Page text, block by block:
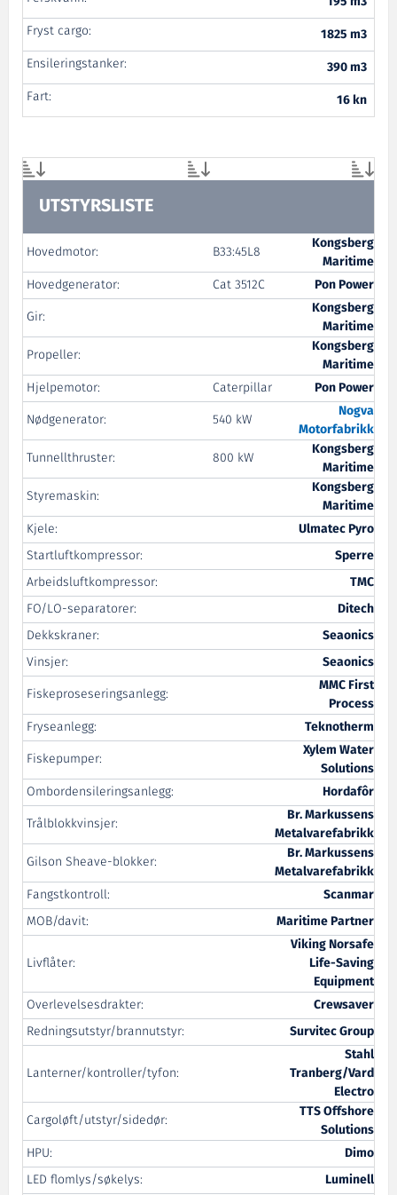
Fryst cargo:
1825 m3
Ensileringstanker:
390 m3
Fart:
16 kn
UTSTYRSLISTE
Hovedmotor: B33:45L8
Kongsberg
Maritime
Hovedgenerator:
Cat 3512C
Pon Power
Gir:
Kongsberg
Maritime
Propeller:
Kongsberg
Maritime
Hjelpemotor:
Caterpillar
Pon Power
Nødgenerator:
540 kW
Nogva
Motorfabrikk
Tunnellthruster:
800 kW
Kongsberg
Maritime
Styremaskin:
Kongsberg
Maritime
Kjele:
Ulmatec Pyro
Startluftkompressor:
Sperre
Arbeidsluftkompressor:
TMC
FO/LO-separatorer:
Ditech
Dekkskraner:
Seaonics
Vinsjer:
Seaonics
Fiskeproseseringsanlegg:
MMC First
Process
Fryseanlegg:
Teknotherm
Fiskepumper:
Xylem Water
Solutions
Ombordensileringsanlegg:
Hordafôr
Trålblokkvinsjer:
Br. Markussens
Metalvarefabrikk
Gilson Sheave-blokker:
Br. Markussens
Metalvarefabrikk
Fangstkontroll:
Scanmar
MOB/davit:
Maritime Partner
Livflåter:
Viking Norsafe
Life-Saving
Equipment
Overlevelsesdrakter:
Crewsaver
Redningsutstyr/brannutstyr:
Survitec Group
Lanterner/kontroller/tyfon:
Stahl
Tranberg/Vard
Electro
Cargoløft/utstyr/sidedør:
TTS Offshore
Solutions
HPU:
Dimo
LED flomlys/søkelys:
Luminell